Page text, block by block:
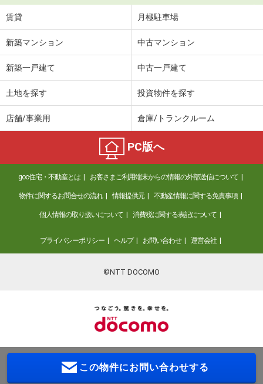
賃貸 月極駐車場
新築マンション 中古マンション
新築一戸建て 中古一戸建て
土地を探す 投資物件を探す
店舗/事業用 倉庫/トランクルーム
PC版へ
goo住宅・不動産とは お客さまご利用端末からの情報の外部送信について
物件に関するお問合せの流れ 情報提供元 不動産情報に関する免責事項
個人情報の取り扱いについて 消費税に関する表記について
プライバシーポリシー ヘルプ お問い合わせ 運営会社
©NTT DOCOMO
この物件にお問い合わせする